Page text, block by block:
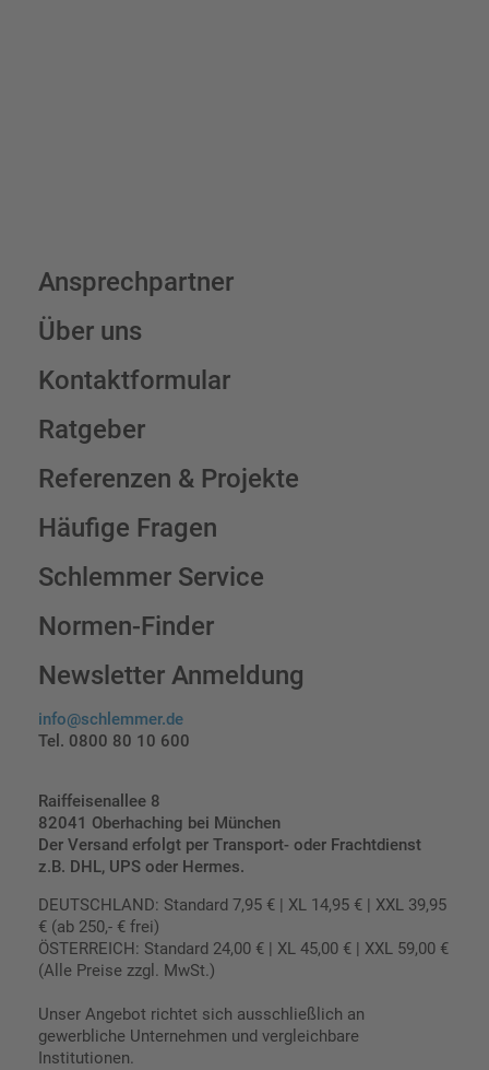
Ansprechpartner
Über uns
Kontaktformular
Ratgeber
Referenzen & Projekte
Häufige Fragen
Schlemmer Service
Normen-Finder
Newsletter Anmeldung
info@schlemmer.de
Tel. 0800 80 10 600
Raiffeisenallee 8
82041 Oberhaching bei München
Der Versand erfolgt per Transport- oder Frachtdienst
z.B. DHL, UPS oder Hermes.
DEUTSCHLAND: Standard 7,95 € | XL 14,95 € | XXL 39,95
€ (ab 250,- € frei)
ÖSTERREICH: Standard 24,00 € | XL 45,00 € | XXL 59,00 €
(Alle Preise zzgl. MwSt.)
Unser Angebot richtet sich ausschließlich an
gewerbliche Unternehmen und vergleichbare
Institutionen.